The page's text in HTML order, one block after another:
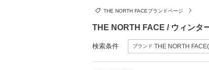
THE NORTH FACEブランドページ
THE NORTH FACE / ウィンタ
検索条件 ブランド THE NORTH